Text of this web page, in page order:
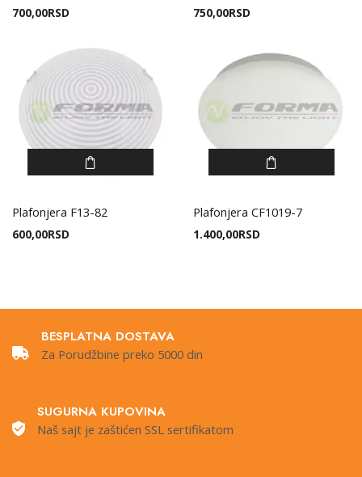
700,00RSD 750,00RSD
Plafonjera F13-82
600,00RSD
Plafonjera CF1019-7
1.400,00RSD
BESPLATNA DOSTAVA
Za Porudžbine preko 5000 din
SUGURNA KUPOVINA
Naš sajt je zaštićen SSL sertifikatom